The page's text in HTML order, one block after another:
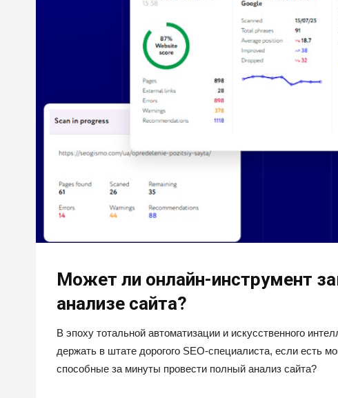
Может ли онлайн-инструмент
анализе сайта?
В эпоху тотальной автоматизации и искусственного
держать в штате дорогого SEO-специалиста, если есть
способные за минуты провести полный анализ сайта?